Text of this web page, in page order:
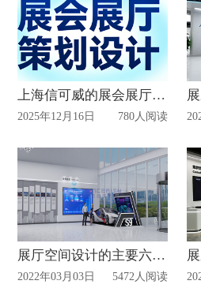
上海信可威的展会展厅策划设计之道
2025年12月16日 780人阅读
展厅空间设计的主要六大要素您知道吗？
2022年03月03日 5472人阅读